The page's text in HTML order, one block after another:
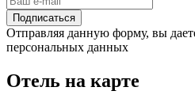
Подписаться
Отправляя данную форму, вы
персональных данных
Отель на карте